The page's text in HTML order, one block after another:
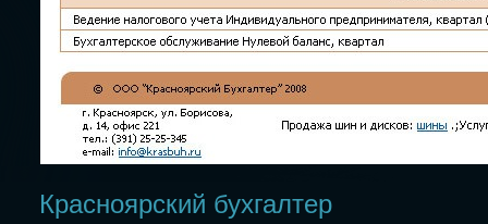
Красноярский бухгалтер